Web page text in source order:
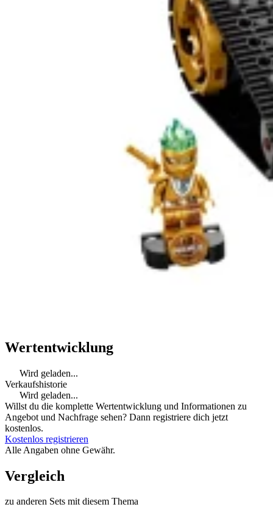
Wertentwicklung
Wird geladen...
Verkaufshistorie
Wird geladen...
Willst du die komplette Wertentwicklung und Informationen zu
Angebot und Nachfrage sehen? Dann registriere dich jetzt
kostenlos.
Kostenlos registrieren
Alle Angaben ohne Gewähr.
Vergleich
zu anderen Sets mit diesem Thema